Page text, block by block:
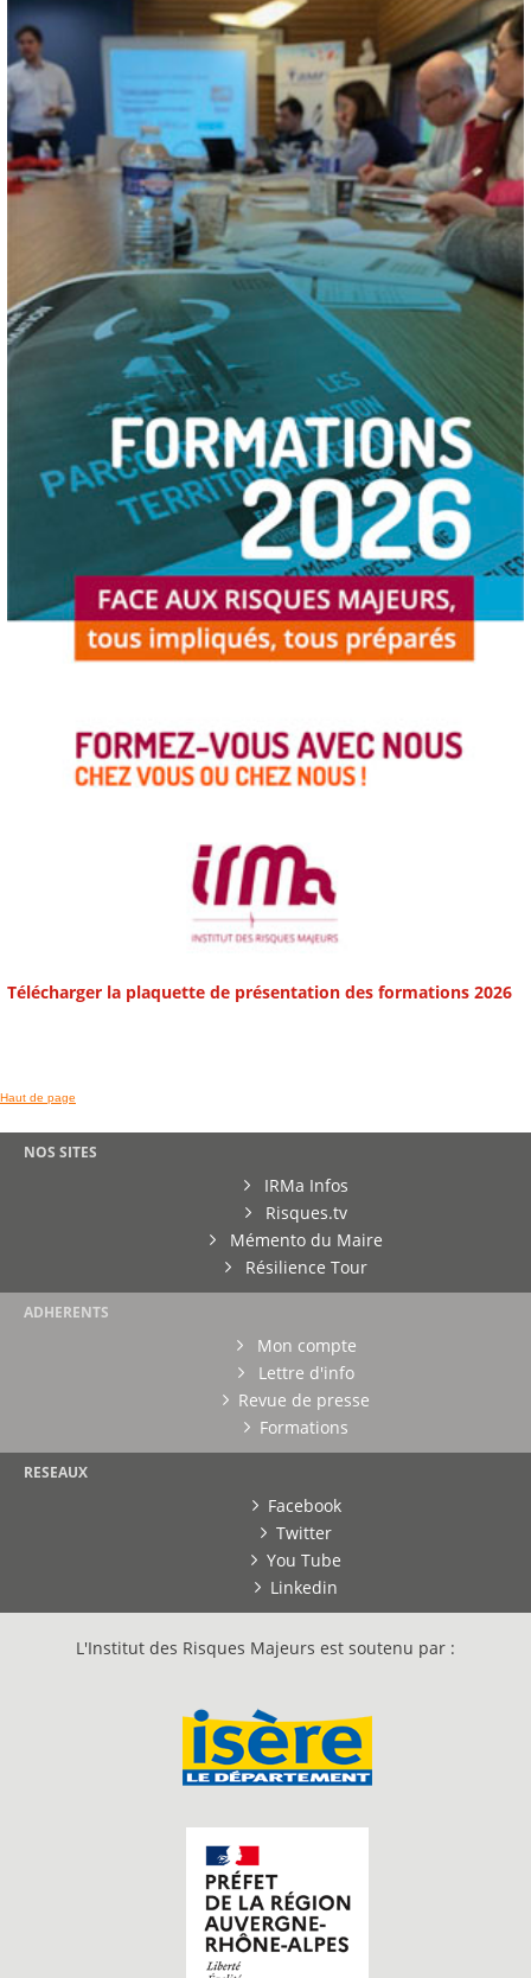
Télécharger la plaquette de présentation des formations 2026
Haut de page
NOS SITES
IRMa Infos
Risques.tv
Mémento du Maire
Résilience Tour
ADHERENTS
Mon compte
Lettre d'info
Revue de presse
Formations
RESEAUX
Facebook
Twitter
You Tube
Linkedin
L'Institut des Risques Majeurs est soutenu par :